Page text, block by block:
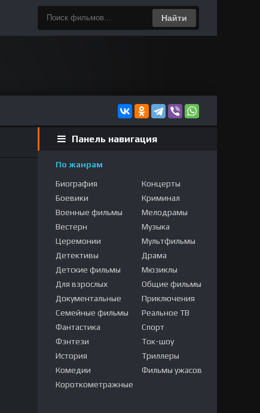
Найти
Панель навигация
По жанрам
Биография
Боевики
Военные фильмы
Вестерн
Церемонии
Детективы
Детские фильмы
Для взрослых
Документальные
Семейные фильмы
Фантастика
Фэнтези
История
Комедии
Короткометражные
Концерты
Криминал
Мелодрамы
Музыка
Мультфильмы
Драма
Мюзиклы
Общие фильмы
Приключения
Реальное ТВ
Спорт
Ток-шоу
Триллеры
Фильмы ужасов